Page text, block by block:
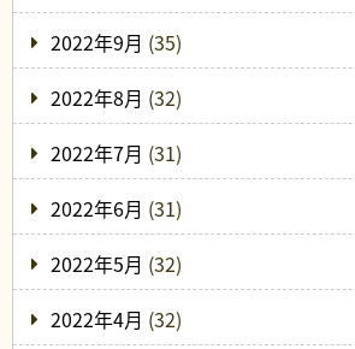
2022年9月 (35)
2022年8月 (32)
2022年7月 (31)
2022年6月 (31)
2022年5月 (32)
2022年4月 (32)